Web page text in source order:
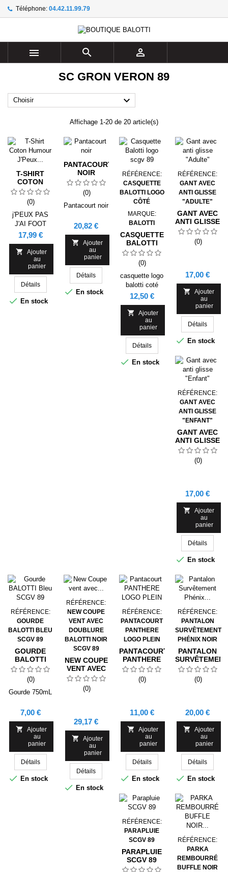
Téléphone: 04.42.11.99.79
  
SC GRON VERON 89
Choisir 
Affichage 1-20 de 20 article(s)
T-SHIRT
COTON
HUMOUR
J'PEUX PAS
J'AI FOOT
(0)
j'PEUX PAS
J'AI FOOT
Prix
17,99 €

Ajouter
au
panier
Détails
 En stock
PANTACOURT
NOIR
(0)
Pantacourt noir
Prix
20,82 €

Ajouter
au
panier
Détails
 En stock
RÉFÉRENCE:
CASQUETTE
BALOTTI LOGO
CÔTÉ
MARQUE:
BALOTTI
CASQUETTE
BALOTTI
LOGO SCGV
89
(0)
casquette logo
balotti coté
Prix
12,50 €

Ajouter
au
panier
Détails
 En stock
RÉFÉRENCE:
GANT AVEC
ANTI GLISSE
"ADULTE"
GANT AVEC
ANTI GLISSE
"ADULTE"
(0)
Prix
17,00 €

Ajouter
au
panier
Détails
 En stock
RÉFÉRENCE:
GANT AVEC
ANTI GLISSE
"ENFANT"
GANT AVEC
ANTI GLISSE
"ENFANT"
(0)
Prix
17,00 €

Ajouter
au
panier
Détails
 En stock
RÉFÉRENCE:
GOURDE
BALOTTI BLEU
SCGV 89
GOURDE
BALOTTI
BLEU SCGV
89
(0)
Gourde 750mL
Prix
7,00 €

Ajouter
au
panier
Détails
 En stock
RÉFÉRENCE:
NEW COUPE
VENT AVEC
DOUBLURE
BALOTTI NOIR
SCGV 89
NEW COUPE
VENT AVEC
DOUBLURE
BALOTTI
NOIR SCGV
(0)
Prix
29,17 €

Ajouter
au
panier
Détails
 En stock
RÉFÉRENCE:
PANTACOURT
PANTHERE
LOGO PLEIN
PANTACOURT
PANTHERE
LOGO PLEIN
(0)
Prix
11,00 €

Ajouter
au
panier
Détails
 En stock
RÉFÉRENCE:
PANTALON
SURVÊTEMENT
PHÉNIX NOIR
PANTALON
SURVÊTEMENT
PHÉNIX
NOIR
(0)
Prix
20,00 €

Ajouter
au
panier
Détails
 En stock
RÉFÉRENCE:
PARAPLUIE
SCGV 89
PARAPLUIE
SCGV 89
RÉFÉRENCE:
PARKA
REMBOURRÉ
BUFFLE NOIR
Ajouter à ma liste d'envies ×
add_circle_outline
((modalTitle)) ×
((cancelText)) ((modalDeleteText))
((title)) ×
((label))
((cancelText))
Connexion ×
votre liste d'envies.